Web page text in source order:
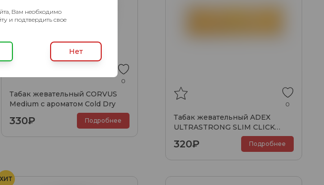
0
Табак жевательный CORVUS
Medium с ароматом Cold Dry
330₽ Подробнее
0
Табак жевательный ADEX
ULTRASTRONG SLIM CLICK
320₽ Подробнее
ХИТ
Вам необходимо
и подтвердить свое
Нет